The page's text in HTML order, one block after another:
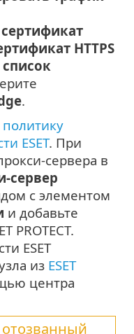
HTTPS
.
политику
ESET. При
сервера в
сервер
с элементом
и добавьте
PROTECT.
ESET
из ESET
центра